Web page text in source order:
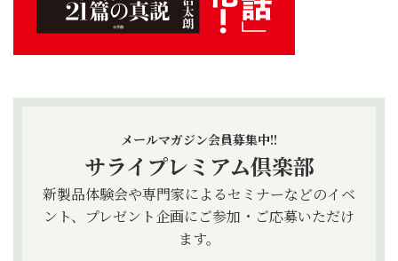
メールマガジン会員募集中!!
サライプレミアム倶楽部
新製品体験会や専門家によるセミナーなどのイベ
ント、プレゼント企画にご参加・ご応募いただけ
ます。